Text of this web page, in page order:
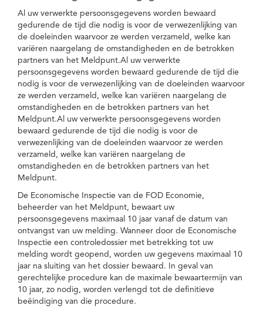
Al uw verwerkte persoonsgegevens worden bewaard
gedurende de tijd die nodig is voor de verwezenlijking van
de doeleinden waarvoor ze werden verzameld, welke kan
variëren naargelang de omstandigheden en de betrokken
partners van het Meldpunt.Al uw verwerkte
persoonsgegevens worden bewaard gedurende de tijd die
nodig is voor de verwezenlijking van de doeleinden waarvoor
ze werden verzameld, welke kan variëren naargelang de
omstandigheden en de betrokken partners van het
Meldpunt.Al uw verwerkte persoonsgegevens worden
bewaard gedurende de tijd die nodig is voor de
verwezenlijking van de doeleinden waarvoor ze werden
verzameld, welke kan variëren naargelang de
omstandigheden en de betrokken partners van het
Meldpunt.
De Economische Inspectie van de FOD Economie,
beheerder van het Meldpunt, bewaart uw
persoonsgegevens maximaal 10 jaar vanaf de datum van
ontvangst van uw melding. Wanneer door de Economische
Inspectie een controledossier met betrekking tot uw
melding wordt geopend, worden uw gegevens maximaal 10
jaar na sluiting van het dossier bewaard. In geval van
gerechtelijke procedure kan de maximale bewaartermijn van
10 jaar, zo nodig, worden verlengd tot de definitieve
beëindiging van die procedure.